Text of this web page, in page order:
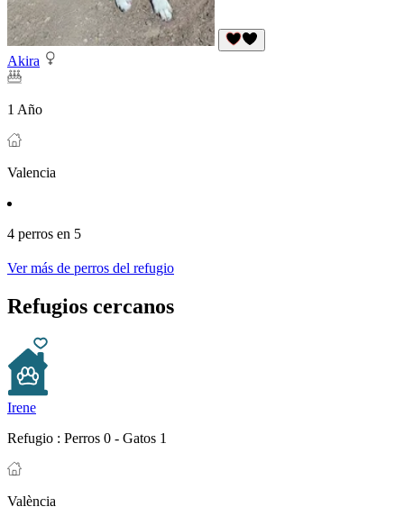
Akira
1 Año
Valencia
4 perros en 5
Ver más de perros del refugio
Refugios cercanos
Irene
Refugio : Perros 0 - Gatos 1
València